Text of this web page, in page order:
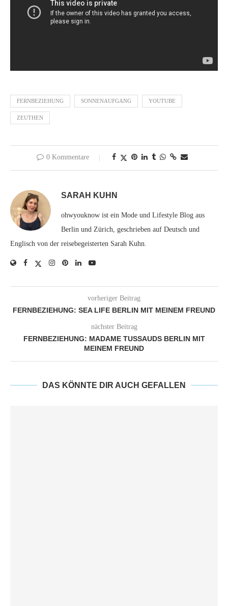
FERNBEZIEHUNG SONNENAUFGANG YOUTUBE
ZEUTHEN
0 Kommentare
SARAH KUHN
ohwyouknow ist ein Mode und Lifestyle Blog aus
Berlin und Zürich, geschrieben auf Deutsch und
Englisch von der reisebegeisterten Sarah Kuhn.
vorheriger Beitrag
FERNBEZIEHUNG: SEA LIFE BERLIN MIT MEINEM FREUND
nächster Beitrag
FERNBEZIEHUNG: MADAME TUSSAUDS BERLIN MIT
MEINEM FREUND
DAS KÖNNTE DIR AUCH GEFALLEN